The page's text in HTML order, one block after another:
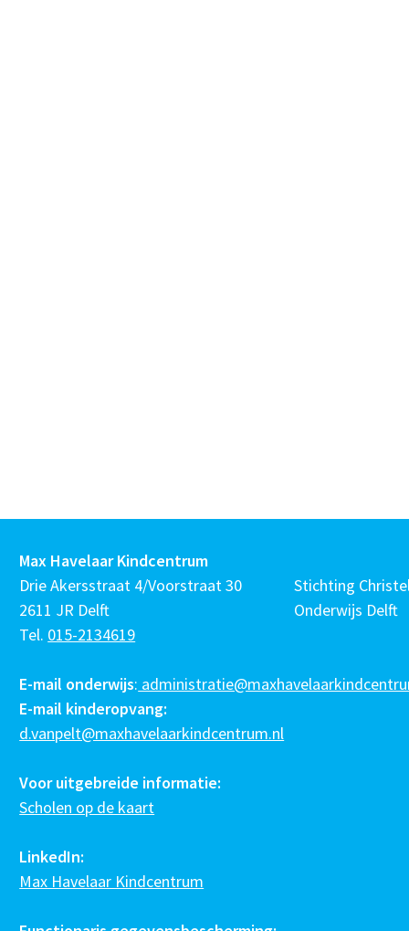
Max Havelaar Kindcentrum
Drie Akersstraat 4/Voorstraat 30
2611 JR Delft
Tel. 015-2134619
E-mail onderwijs:
E-mail kinderopvang:
d.vanpelt@maxhavelaarkindcentrum.nl
Voor uitgebreide informatie:
Scholen op de kaart
LinkedIn:
Max Havelaar Kindcentrum
Stichting
Onderwijs Delft